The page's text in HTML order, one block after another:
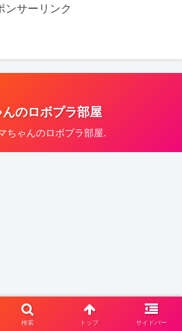
ンサーリンク
のロボプラ部屋
ちゃんのロボプラ部屋.
検索 トップ サイドバー